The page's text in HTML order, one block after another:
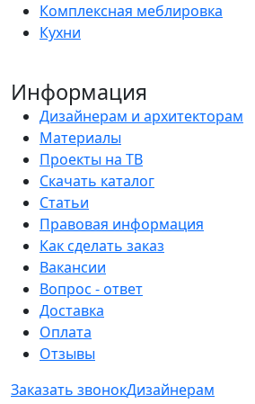
Комплексная меблировка
Кухни
Информация
Дизайнерам и архитекторам
Материалы
Проекты на ТВ
Скачать каталог
Статьи
Правовая информация
Как сделать заказ
Вакансии
Вопрос - ответ
Доставка
Оплата
Отзывы
Заказать звонокДизайнерам